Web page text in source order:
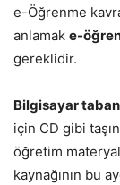
e-Öğrenme
anlamak e-
gereklidir.
Bilgisayar
için CD gibi
öğretim
kaynağının bu